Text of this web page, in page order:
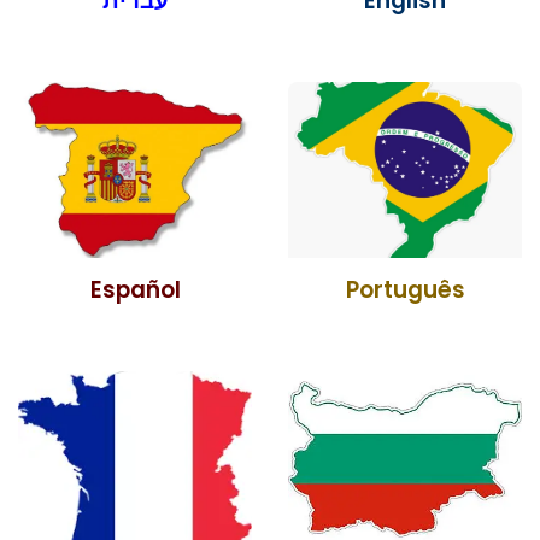
Español Português